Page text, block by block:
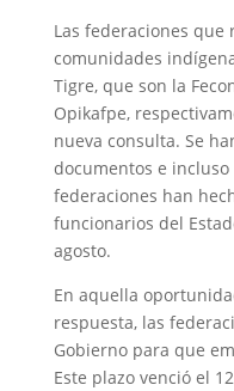
Las federaciones que
comunidades
Tigre, que son la
Opikafpe,
nueva consulta. Se
documentos e
federaciones han
funcionarios del
agosto.
En aquella
respuesta, las
Gobierno para que
Este plazo venció el